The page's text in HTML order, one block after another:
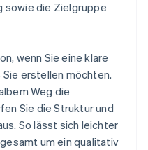
sowie die Zielgruppe
wenn Sie eine klare
erstellen möchten.
Weg die
Sie die Struktur und
So lässt sich leichter
um ein qualitativ